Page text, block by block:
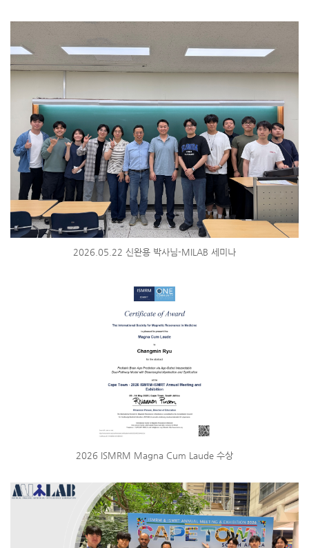
2026.05.22 신완용 박사님-MILAB 세미나
2026 ISMRM Magna Cum Laude 수상